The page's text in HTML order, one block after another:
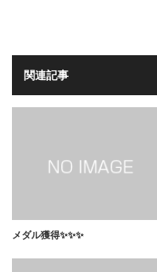
関連記事
メダル獲得✨✨✨